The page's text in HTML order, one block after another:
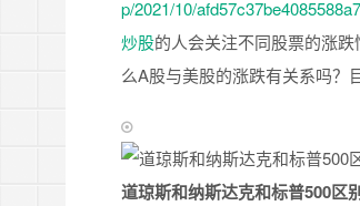
p/2021/10/
炒股的人会关注不同股票的涨
么A股与美股的涨跌有关系吗
道琼斯和纳斯达克和标普500区